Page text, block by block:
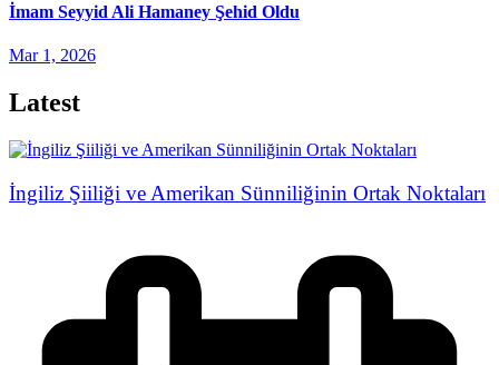
İmam Seyyid Ali Hamaney Şehid Oldu
Mar 1, 2026
Latest
İngiliz Şiiliği ve Amerikan Sünniliğinin Ortak Noktaları